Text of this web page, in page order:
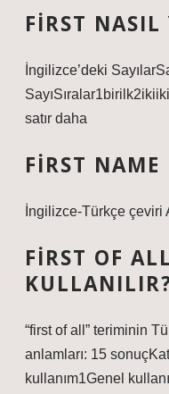
FIRST
İngilizce’deki
satır daha
FIRST NAME
İngilizce-Türkçe çeviri
FIRST OF
“first of all” teriminin
anlamları: 15
kullanım1Genel